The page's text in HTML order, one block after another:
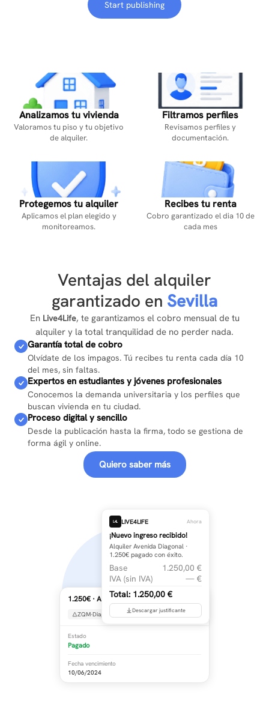
Start publishing
Analizamos tu vivienda
Valoramos tu piso y tu objetivo
de alquiler.
Filtramos perfiles
Revisamos perfiles y
documentación.
Protegemos tu alquiler
Aplicamos el plan elegido y
monitoreamos.
Recibes tu renta
Cobro garantizado el dia 10 de
cada mes
Ventajas del alquiler
garantizado en Sevilla
En Live4Life, te garantizamos el cobro mensual de tu
alquiler y la total tranquilidad de no perder nada.
Garantía total de cobro
Olvídate de los impagos. Tú recibes tu renta cada día 10
del mes, sin faltas.
Expertos en estudiantes y jóvenes profesionales
Conocemos la demanda universitaria y los perfiles que
buscan vivienda en tu ciudad.
Proceso digital y sencillo
Desde la publicación hasta la firma, todo se gestiona de
forma ágil y online.
Quiero saber más
1.250€ · Alquiler Avenida Diagonal ⋮
ZQM-Diagonal RA Rosa Aguilar
Estado
Pagado
Fecha vencimiento
10/06/2024
L4L LIVE4LIFE Ahora
¡Nuevo ingreso recibido!
Alquiler Avenida Diagonal ·
1.250€ pagado con éxito.
Base
1.250,00 €
IVA (sin IVA)
— €
Total: 1.250,00 €
Descargar justificante